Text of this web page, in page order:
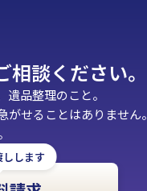
談ください。
品整理のこと。
せることはありません。
しします